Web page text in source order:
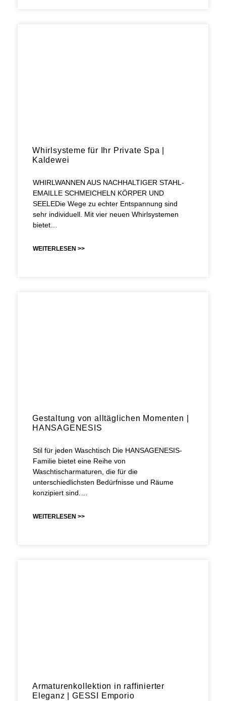
Whirlsysteme für Ihr Private Spa |
Kaldewei
WHIRLWANNEN AUS NACHHALTIGER STAHL-
EMAILLE SCHMEICHELN KÖRPER UND
SEELEDie Wege zu echter Entspannung sind
sehr individuell. Mit vier neuen Whirlsystemen
bietet…
WEITERLESEN >>
Gestaltung von alltäglichen Momenten |
HANSAGENESIS
Stil für jeden Waschtisch Die HANSAGENESIS-
Familie bietet eine Reihe von
Waschtischarmaturen, die für die
unterschiedlichsten Bedürfnisse und Räume
konzipiert sind.…
WEITERLESEN >>
Armaturenkollektion in raffinierter
Eleganz | GESSI Emporio